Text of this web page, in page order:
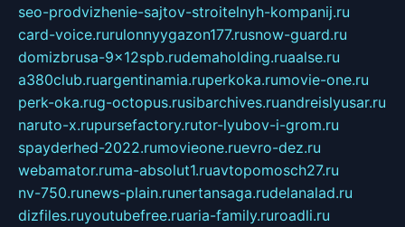
seo-prodvizhenie-sajtov-stroitelnyh-kompanij.ru
card-voice.rurulonnyygazon177.rusnow-guard.ru
domizbrusa-9x12spb.rudemaholding.ruaalse.ru
a380club.ruargentinamia.ruperkoka.rumovie-one.ru
perk-oka.rug-octopus.rusibarchives.ruandreislyusar.ru
naruto-x.rupursefactory.rutor-lyubov-i-grom.ru
spayderhed-2022.rumovieone.ruevro-dez.ru
webamator.ruma-absolut1.ruavtopomosch27.ru
nv-750.runews-plain.runertansaga.rudelanalad.ru
dizfiles.ruyoutubefree.ruaria-family.ruroadli.ru